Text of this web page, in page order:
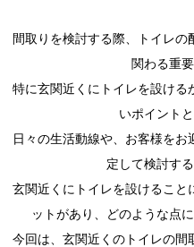
間取りを検討する際、トイレの
関わる重
特に玄関近くにトイレを設ける
いポイント
日々の生活動線や、お客様を
定して検討す
玄関近くにトイレを設けること
ットがあり、どのような点
今回は、玄関近くのトイレの間